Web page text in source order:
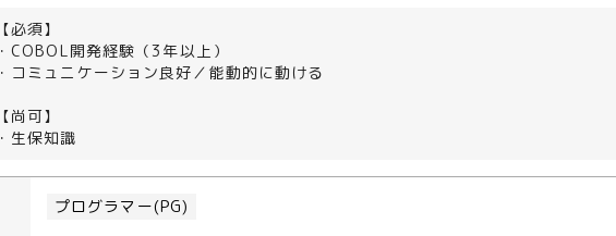
【必須】
・COBOL開発経験（3年以上）
・コミュニケーション良好／能動的に動ける
【尚可】
・生保知識
プログラマー(PG)